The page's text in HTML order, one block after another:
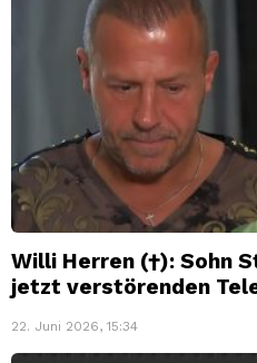
Willi Herren (†): Sohn
jetzt verstörenden
22. Juni 2026, 15:34